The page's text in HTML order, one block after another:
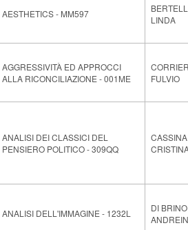
AESTHETICS - MM597
LINDA
AGGRESSIVITÀ ED APPROCCI
ALLA RICONCILIAZIONE - 001ME
FULVIO
ANALISI DEI CLASSICI DEL
PENSIERO POLITICO - 309QQ
CASSINA
ANALISI DELL'IMMAGINE - 1232L
DI BRINO